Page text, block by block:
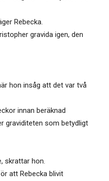
Rebecka.
gravida igen, den
hon insåg att det var två
innan beräknad
graviditeten som betydligt
skrattar hon.
att Rebecka blivit